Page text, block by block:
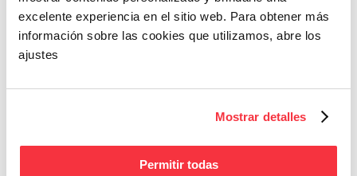
excelente experiencia en el sitio web. Para obtener más
información sobre las cookies que utilizamos, abre los
ajustes
Mostrar detalles
Permitir todas
Cazaofertas
Adelántate a todos y